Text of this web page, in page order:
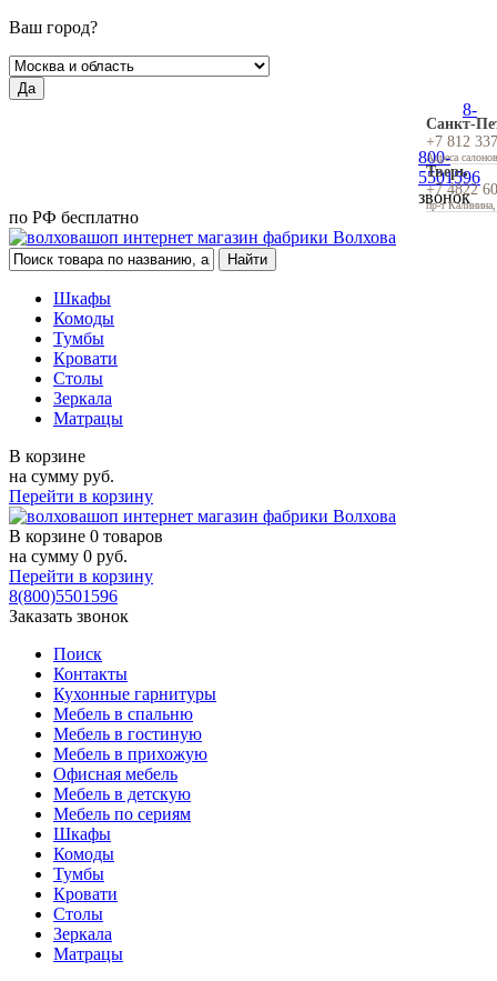
Ваш город?
Да
Санкт-
+7 812
Адреса
Тверь
+7 4822
пр-т
8-
800-
5501596
звонок
по РФ бесплатно
Шкафы
Комоды
Тумбы
Кровати
Столы
Зеркала
Матрацы
В корзине
на сумму руб.
Перейти в корзину
В корзине 0 товаров
на сумму 0 руб.
Перейти в корзину
8(800)5501596
Заказать звонок
Поиск
Контакты
Кухонные гарнитуры
Мебель в спальню
Мебель в гостиную
Мебель в прихожую
Офисная мебель
Мебель в детскую
Мебель по сериям
Шкафы
Комоды
Тумбы
Кровати
Столы
Зеркала
Матрацы